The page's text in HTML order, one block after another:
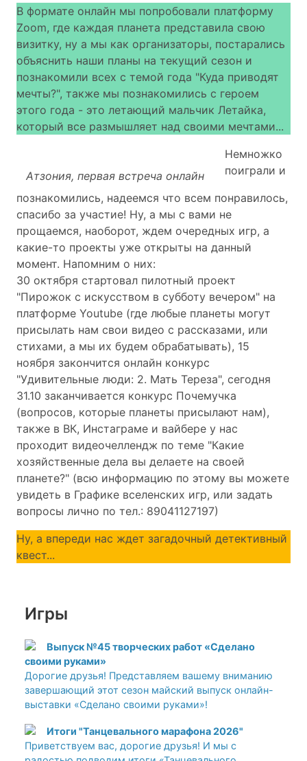
В формате онлайн мы попробовали платформу
Zoom, где каждая планета представила свою
визитку, ну а мы как организаторы, постарались
объяснить наши планы на текущий сезон и
познакомили всех с темой года "Куда приводят
мечты?", также мы познакомились с героем
этого года - это летающий мальчик Летайка,
который все размышляет над своими мечтами...
Атзония, первая встреча онлайн
Немножко
поиграли и
познакомились, надеемся что всем понравилось,
спасибо за участие! Ну, а мы с вами не
прощаемся, наоборот, ждем очередных игр, а
какие-то проекты уже открыты на данный
момент. Напомним о них:
30 октября стартовал пилотный проект
"Пирожок с искусством в субботу вечером" на
платформе Youtube (где любые планеты могут
присылать нам свои видео с рассказами, или
стихами, а мы их будем обрабатывать), 15
ноября закончится онлайн конкурс
"Удивительные люди: 2. Мать Тереза", сегодня
31.10 заканчивается конкурс Почемучка
(вопросов, которые планеты присылают нам),
также в ВК, Инстаграме и вайбере у нас
проходит видеочеллендж по теме "Какие
хозяйственные дела вы делаете на своей
планете?" (всю информацию по этому вы можете
увидеть в Графике вселенских игр, или задать
вопросы лично по тел.: 89041127197)
Ну, а впереди нас ждет загадочный детективный
квест...
Игры
Выпуск №45 творческих работ «Сделано
своими руками»
Дорогие друзья! Представляем вашему вниманию
завершающий этот сезон майский выпуск онлайн-
выставки «Сделано своими руками»!
Итоги "Танцевального марафона 2026"
Приветствуем вас, дорогие друзья! И мы с